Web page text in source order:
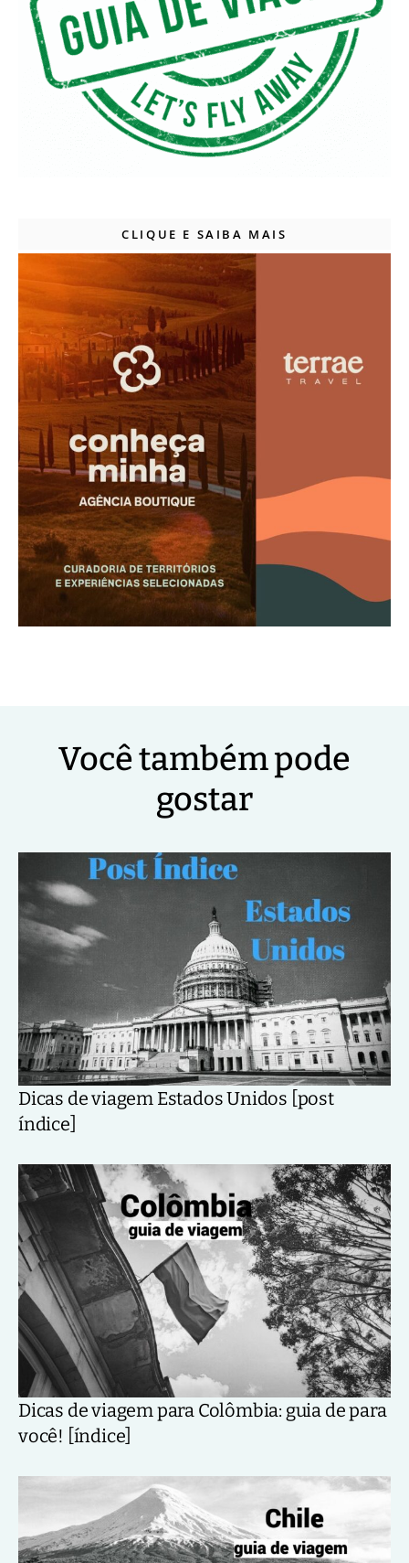
CLIQUE E SAIBA MAIS
Você também pode
gostar
Dicas de viagem Estados Unidos [post
índice]
Dicas de viagem para Colômbia: guia de para
você! [índice]